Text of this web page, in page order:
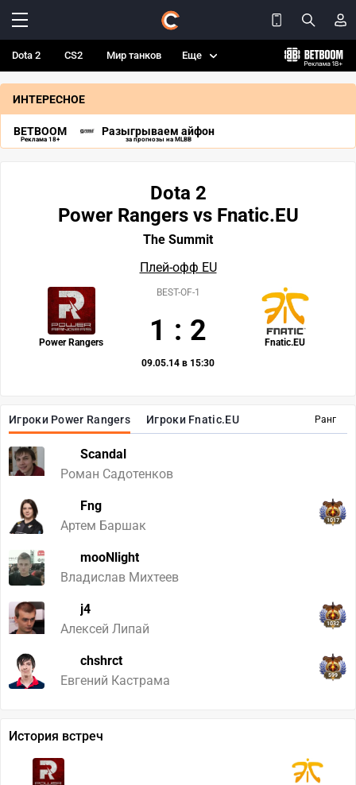
Dota 2 CS2 Мир танков Еще
ИНТЕРЕСНОЕ
BETBOOM
Реклама 18+
Разыгрываем айфон
за прогнозы на MLBB
Ранг
Игроки Power Rangers Игроки Fnatic.EU
Scandal
Роман Садотенков
Fng
Артем Баршак
1017
mooNlight
Владислав Михтеев
j4
Алексей Липай
1032
chshrct
Евгений Кастрама
599
Dota 2
Power Rangers vs Fnatic.EU
The Summit
Плей-офф EU
Power Rangers Fnatic.EU
BEST-OF-1
1 : 2
09.05.14 в 15:30
История встреч